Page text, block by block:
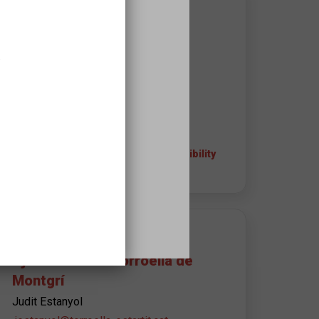
+ info about the space and accessibility
Ajuntament de Torroella de
Montgrí
Judit Estanyol